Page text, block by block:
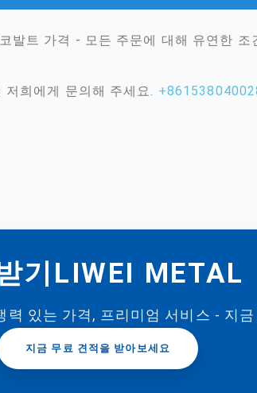
발트 가격 - 모든 주문에 대해 유연한 조
희에게 문의해 주세요.
기LIWEI METAL
력 있는 가격, 프리미엄 서비스 - 지
지금 무료 견적을 받아보세요